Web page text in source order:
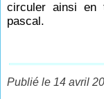
circuler ainsi en
pascal.
Publié le 14 avril